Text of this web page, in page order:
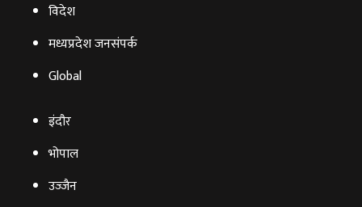
विदेश
मध्यप्रदेश जनसंपर्क
Global
इंदौर
भोपाल
उज्‍जैन